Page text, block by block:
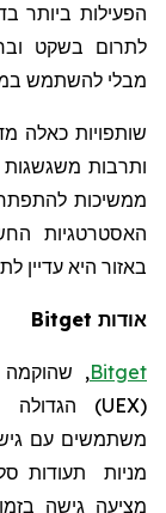
הפעילות ביותר
לתרום בשקט
מבלי להשתמש
שותפויות כאלה
ותרבות משגשגות
האסטרטגיות
באזור היא עדיין
אודות Bitget
Bitget
, שהוקמה
(
UEX
) הגדולה
משתמשים עם גישה
מניות תעודות
מציעה גישה